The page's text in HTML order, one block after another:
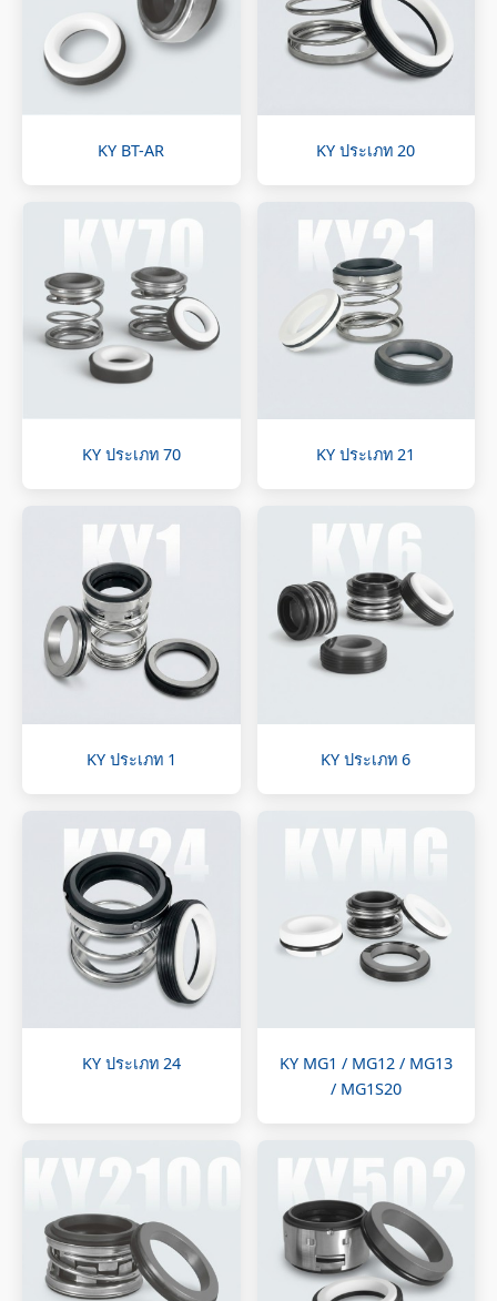
KY BT-AR KY ประเภท 20
KY ประเภท 70 KY ประเภท 21
KY ประเภท 1 KY ประเภท 6
KY ประเภท 24
KY MG1 / MG12 / MG13
/ MG1S20